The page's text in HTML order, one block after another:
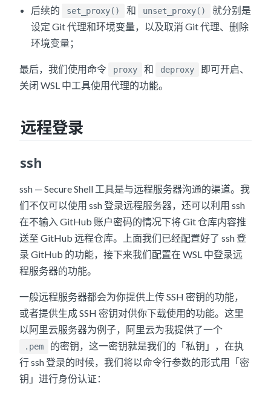
后续的
set_proxy() 和 unset_proxy()
就分别是
设定 Git 代理和环境变量，以及取消 Git 代理、删除
环境变量；
最后，我们使用命令 proxy 和 deproxy
即可开启、
关闭 WSL 中工具使用代理的功能。
远程登录
ssh
ssh — Secure Shell 工具是与远程服务器沟通的渠道。我
们不仅可以使用 ssh 登录远程服务器，还可以利用 ssh
在不输入 GitHub 账户密码的情况下将 Git 仓库内容推
送至 GitHub 远程仓库。上面我们已经配置好了 ssh 登
录 GitHub 的功能，接下来我们配置在 WSL 中登录远
程服务器的功能。
一般远程服务器都会为你提供上传 SSH 密钥的功能，
或者提供生成 SSH 密钥对供你下载使用的功能。这里
以阿里云服务器为例子，阿里云为我提供了一个
.pem
的密钥，这一密钥就是我们的「私钥」，在执
行 ssh 登录的时候，我们将以命令行参数的形式用「密
钥」进行身份认证：